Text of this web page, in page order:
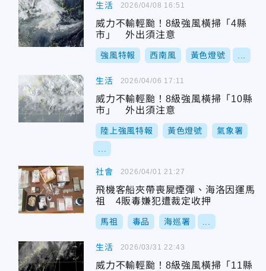
生活
威力不輸輕颱！8級強風橫掃「4縣
市」 外出須注意
強風特報 西南風 黃色燈號
2026/04/08 16:51
生活
威力不輸輕颱！8級強風橫掃「10縣
市」 外出須注意
陸上強風特報 黃色燈號 氣象署
2026/04/06 17:11
社會
飛機客船夾帶喪屍煙彈、海洛因運馬
祖 4販毒嫌犯遭裁定收押
馬祖 毒品 海巡署
2026/04/01 21:27
生活
威力不輸輕颱！8級強風橫掃「11縣
2026/03/31 22:43